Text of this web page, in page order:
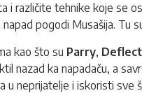
i različite tehnike koje se
pogodi Musašija. Tu
kao što su Parry, Deflect
nazad ka napadaču, a
u neprijatelje i iskoristi sve